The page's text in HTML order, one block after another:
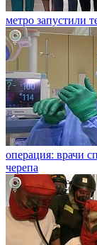
метро запустили
операция: врачи
черепа